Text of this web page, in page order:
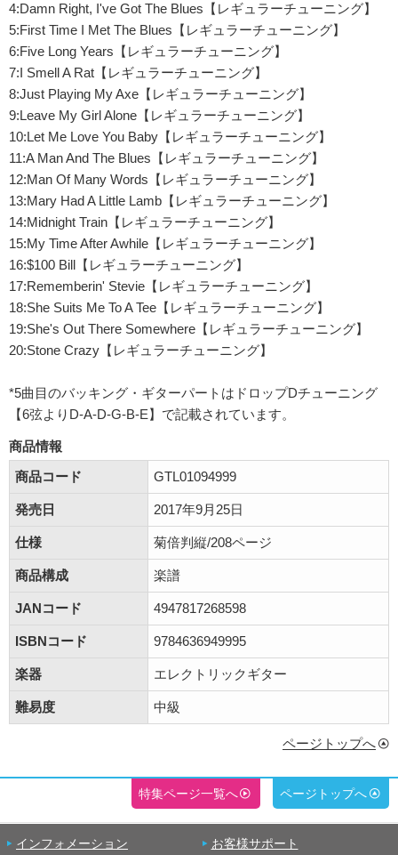
4:Damn Right, I've Got The Blues【レギュラーチューニング】
5:First Time I Met The Blues【レギュラーチューニング】
6:Five Long Years【レギュラーチューニング】
7:I Smell A Rat【レギュラーチューニング】
8:Just Playing My Axe【レギュラーチューニング】
9:Leave My Girl Alone【レギュラーチューニング】
10:Let Me Love You Baby【レギュラーチューニング】
11:A Man And The Blues【レギュラーチューニング】
12:Man Of Many Words【レギュラーチューニング】
13:Mary Had A Little Lamb【レギュラーチューニング】
14:Midnight Train【レギュラーチューニング】
15:My Time After Awhile【レギュラーチューニング】
16:$100 Bill【レギュラーチューニング】
17:Rememberin' Stevie【レギュラーチューニング】
18:She Suits Me To A Tee【レギュラーチューニング】
19:She's Out There Somewhere【レギュラーチューニング】
20:Stone Crazy【レギュラーチューニング】
*5曲目のバッキング・ギターパートはドロップDチューニング
【6弦よりD-A-D-G-B-E】で記載されています。
商品情報
商品コード
GTL01094999
発売日 2017年9月25日
仕様 菊倍判縦/208ページ
商品構成 楽譜
JANコード 4947817268598
ISBNコード 9784636949995
楽器 エレクトリックギター
難易度 中級
ページトップへ
特集ページ一覧へ ページトップへ
インフォメーション お客様サポート